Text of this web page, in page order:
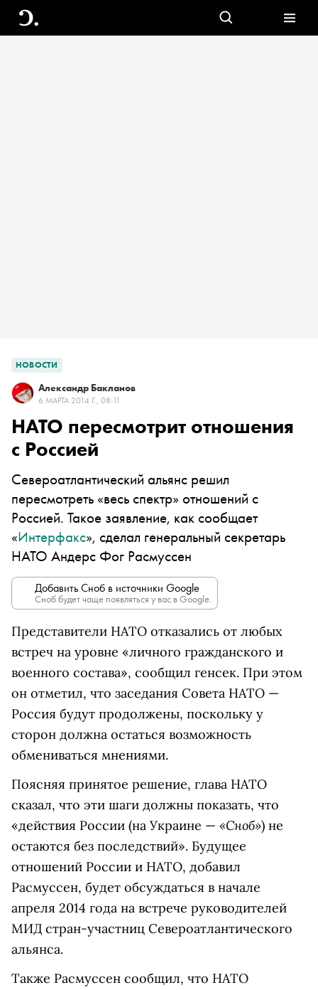
НОВОСТИ
Александр Бакланов
6 МАРТА 2014 Г., 08:11
НАТО пересмотрит отношения
с Россией
Североатлантический альянс решил
пересмотреть «весь спектр» отношений с
Россией. Такое заявление, как сообщает
«Интерфакс», сделал генеральный секретарь
НАТО Андерс Фог Расмуссен
Добавить Сноб в источники Google
Сноб будет чаще появляться у вас в Google.
Представители НАТО отказались от любых
встреч на уровне «личного гражданского и
военного состава», сообщил генсек. При этом
он отметил, что заседания Совета НАТО —
Россия будут продолжены, поскольку у
сторон должна остаться возможность
обмениваться мнениями.
Поясняя принятое решение, глава НАТО
сказал, что эти шаги должны показать, что
«действия России (на Украине — «Сноб») не
остаются без последствий». Будущее
отношений России и НАТО, добавил
Расмуссен, будет обсуждаться в начале
апреля 2014 года на встрече руководителей
МИД стран-участниц Североатлантического
альянса.
Также Расмуссен сообщил, что НАТО